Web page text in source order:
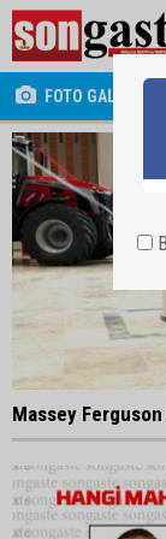
FOTO GALERİ
Massey Ferguson